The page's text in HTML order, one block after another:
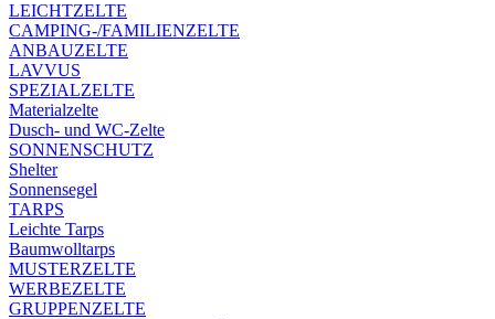
LEICHTZELTE
CAMPING-/FAMILIENZELTE
ANBAUZELTE
LAVVUS
SPEZIALZELTE
Materialzelte
Dusch- und WC-Zelte
SONNENSCHUTZ
Shelter
Sonnensegel
TARPS
Leichte Tarps
Baumwolltarps
MUSTERZELTE
WERBEZELTE
GRUPPENZELTE